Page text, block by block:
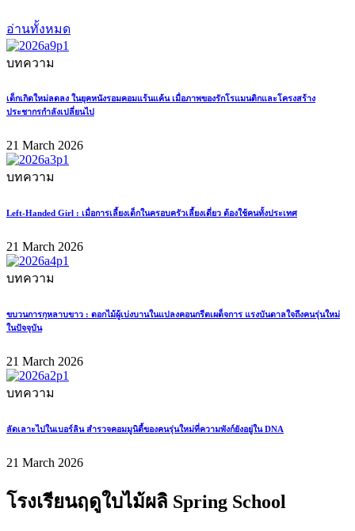
อ่านทั้งหมด
บทความ
เด็กเกิดใหม่ลดลง ในยุคหนังรอมคอมแร้นแค้น เมื่อภาพของรักโรแมนติกและโครงสร้าง
ประชากรกำลังเปลี่ยนไป
21 March 2026
บทความ
Left-Handed Girl : เมื่อการเลี้ยงเด็กในครอบครัวเลี้ยงเดี่ยว ต้องใช้คนทั้งประเทศ
21 March 2026
บทความ
ขบวนการกุหลาบขาว : ดอกไม้ผู้เบ่งบานในแปลงคอนกรีตเผด็จการ แรงบันดาลใจถึงคนรุ่นใหม่
ในปัจจุบัน
21 March 2026
บทความ
ลัดเลาะไปในเบอร์ลิน สำรวจคอมมูนิตี้ของคนรุ่นใหม่ที่ความพังก์ยังอยู่ใน DNA
21 March 2026
โรงเรียนฤดูใบไม้ผลิ Spring School